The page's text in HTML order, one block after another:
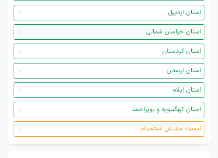
استان اردبیل
استان خراسان شمالی
استان کردستان
استان لرستان
استان ایلام
استان کهگیلویه و بویراحمد
لیست مشاغل استخدام